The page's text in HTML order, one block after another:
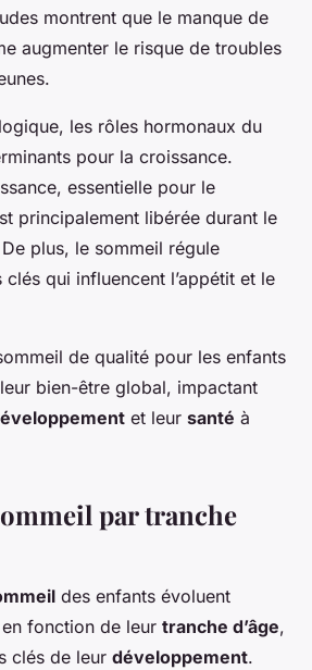
montrent que le manque de
augmenter le risque de troubles
les rôles hormonaux du
pour la croissance.
essentielle pour le
principalement libérée durant le
plus, le sommeil régule
clés qui influencent l’appétit et le
de qualité pour les enfants
bien-être global, impactant
et leur santé à
par tranche
des enfants évoluent
fonction de leur tranche d’âge,
clés de leur développement.